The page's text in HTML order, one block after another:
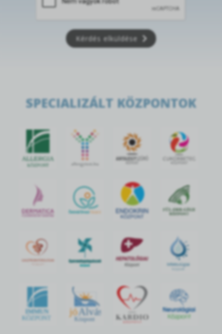
Kérdés elküldése
SPECIALIZÁLT KÖZPONTOK
IMMUN
KÖZPONT
jó Alvás
Központ